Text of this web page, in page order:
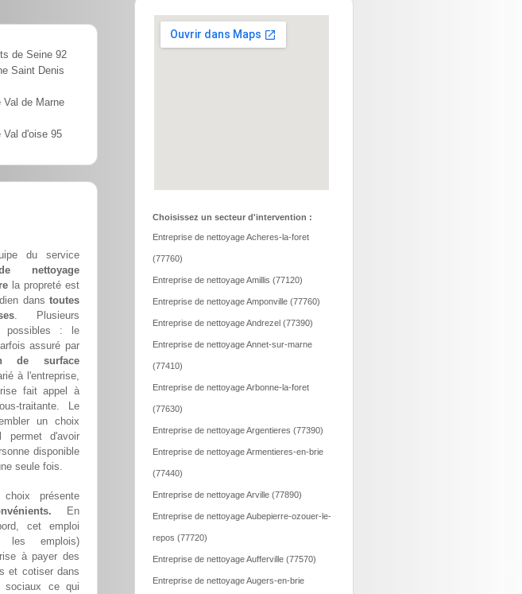
de Seine 92
Saint Denis
Val de Marne
Val d'oise 95
du service
nettoyage
la propreté est
dans toutes
. Plusieurs
possibles : le
assuré par
de surface
à l'entreprise,
fait appel à
traitante. Le
un choix
permet d'avoir
disponible
seule fois.
présente
En
cet emploi
les emplois)
à payer des
et cotiser dans
sociaux ce qui
Choisissez un secteur d'intervention :
Entreprise de nettoyage Acheres-la-foret
(77760)
Entreprise de nettoyage Amillis (77120)
Entreprise de nettoyage Amponville (77760)
Entreprise de nettoyage Andrezel (77390)
Entreprise de nettoyage Annet-sur-marne
(77410)
Entreprise de nettoyage Arbonne-la-foret
(77630)
Entreprise de nettoyage Argentieres (77390)
Entreprise de nettoyage Armentieres-en-brie
(77440)
Entreprise de nettoyage Arville (77890)
Entreprise de nettoyage Aubepierre-ozouer-le-
repos (77720)
Entreprise de nettoyage Aufferville (77570)
Entreprise de nettoyage Augers-en-brie